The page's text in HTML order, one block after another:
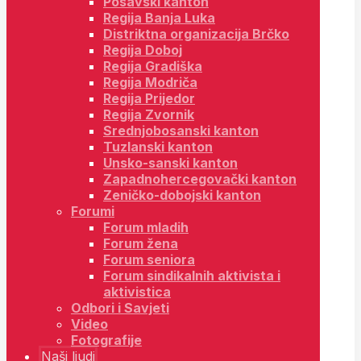
Regija Banja Luka
Distriktna organizacija Brčko
Regija Doboj
Regija Gradiška
Regija Modriča
Regija Prijedor
Regija Zvornik
Srednjobosanski kanton
Tuzlanski kanton
Unsko-sanski kanton
Zapadnohercegovački kanton
Zeničko-dobojski kanton
Forumi
Forum mladih
Forum žena
Forum seniora
Forum sindikalnih aktivista i
aktivistica
Odbori i Savjeti
Video
Fotografije
Naši ljudi